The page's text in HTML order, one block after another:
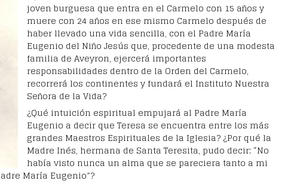
joven burguesa que entra en el Carmelo con 15 años y
muere con 24 años en ese mismo Carmelo después de
haber llevado una vida sencilla, con el Padre María
Eugenio del Niño Jesús que, procedente de una modesta
familia de Aveyron, ejercerá importantes
responsabilidades dentro de la Orden del Carmelo,
recorrerá los continentes y fundará el Instituto Nuestra
Señora de la Vida?
¿Qué intuición espiritual empujará al Padre María
Eugenio a decir que Teresa se encuentra entre los más
grandes Maestros Espirituales de la Iglesia? ¿Por qué la
Madre Inés, hermana de Santa Teresita, pudo decir: “No
había visto nunca un alma que se pareciera tanto a mi
María Eugenio”?